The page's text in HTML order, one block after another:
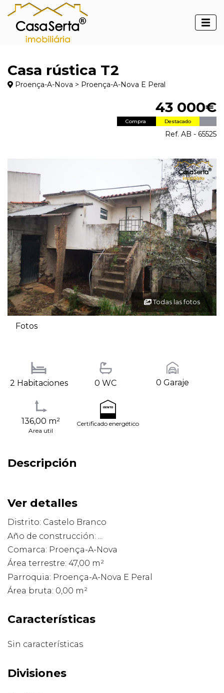
Casa rústica T2
Proença-A-Nova > Proença-A-Nova E Peral
43 000€
Compra Destacado
Ref. AB - 65525
Todas las fotos
Fotos
2 Habitaciones 0 WC 0 Garaje
136,00 m²
Area util
Certificado energético
Descripción
Ver detalles
Distrito: Castelo Branco
Año de construcción: ...
Comarca: Proença-A-Nova
Área terrestre: 47,00 m²
Parroquia: Proença-A-Nova E Peral
Área bruta: 0,00 m²
Características
Sin características
Divisiones